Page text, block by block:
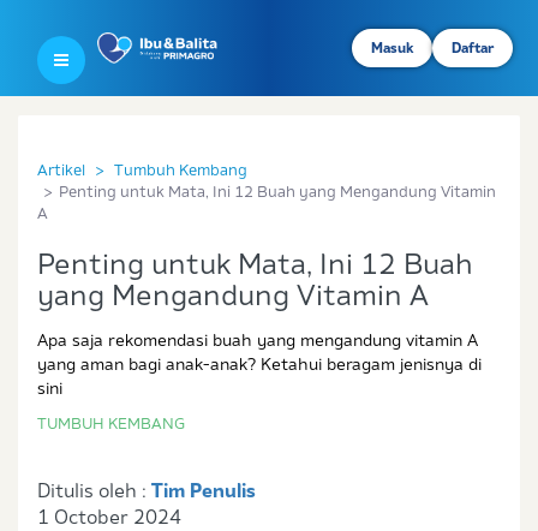
Masuk Daftar
Artikel
Tumbuh Kembang
Penting untuk Mata, Ini 12 Buah yang Mengandung Vitamin
A
Penting untuk Mata, Ini 12 Buah
yang Mengandung Vitamin A
Apa saja rekomendasi buah yang mengandung vitamin A
yang aman bagi anak-anak? Ketahui beragam jenisnya di
sini
TUMBUH KEMBANG
Ditulis oleh : Tim Penulis
1 October 2024